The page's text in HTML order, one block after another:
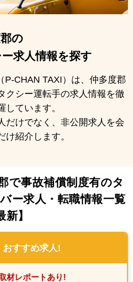
の
求人情報を探す
P-CHAN TAXI）は、仲多度郡
クシー運転手の求人情報を徹
しています。
だけでなく、非公開求人を会
け紹介します。
で事故補償制度有のタ
ー求人・転職情報一覧
新】
おすすめ求人!
材レポートあり!